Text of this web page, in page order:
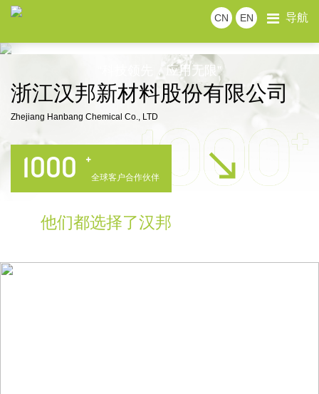
CN EN 导航
About us
“科技领先，应用无限”
浙江汉邦新材料股份有限公司
Zhejiang Hanbang Chemical Co., LTD
1000 +
全球客户合作伙伴
他们都选择了汉邦
